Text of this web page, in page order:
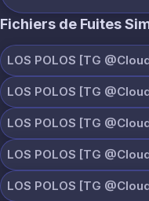
Fichiers de Fuites
LOS POLOS [TG
LOS POLOS [TG
LOS POLOS [TG
LOS POLOS [TG
LOS POLOS [TG